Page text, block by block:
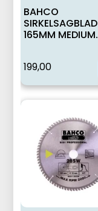
BAHCO
SIRKELSAGBLAD
165MM MEDIUM
199,00